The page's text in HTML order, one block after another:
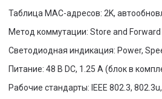
Таблица MAC-адресов: 2K,
Метод коммутации: Store and Forward
Светодиодная индикация: Power,
Питание: 48 В DC, 1.25 А (блок в
Рабочие стандарты: IEEE 802.3,